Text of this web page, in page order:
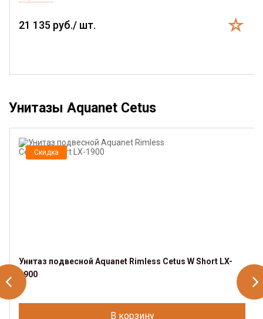
21 135 руб./ шт.
Унитазы Aquanet Cetus
Скидка
Унитаз подвесной Aquanet Rimless Cetus W Short LX-
1900
В корзину